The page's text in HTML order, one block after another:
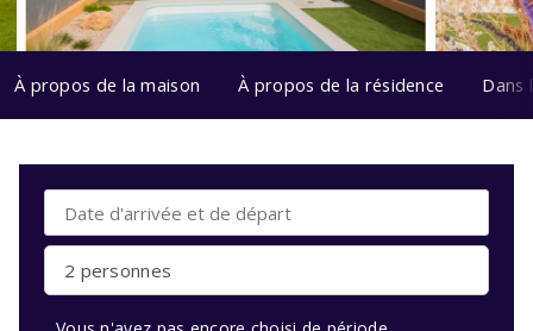
À propos de la maison À propos de la résidence Dans
2 personnes